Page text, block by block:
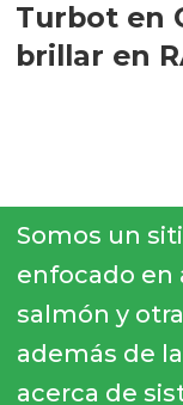
Turbot en
brillar en
Somos un
enfocado en
salmón y
además de
acerca de